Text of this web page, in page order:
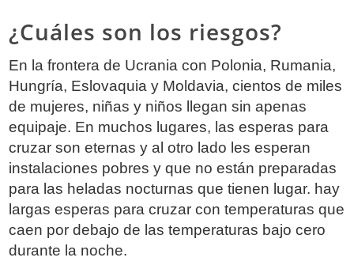
¿Cuáles son los riesgos?
En la frontera de Ucrania con Polonia, Rumania,
Hungría, Eslovaquia y Moldavia, cientos de miles
de mujeres, niñas y niños llegan sin apenas
equipaje. En muchos lugares, las esperas para
cruzar son eternas y al otro lado les esperan
instalaciones pobres y que no están preparadas
para las heladas nocturnas que tienen lugar. hay
largas esperas para cruzar con temperaturas que
caen por debajo de las temperaturas bajo cero
durante la noche.